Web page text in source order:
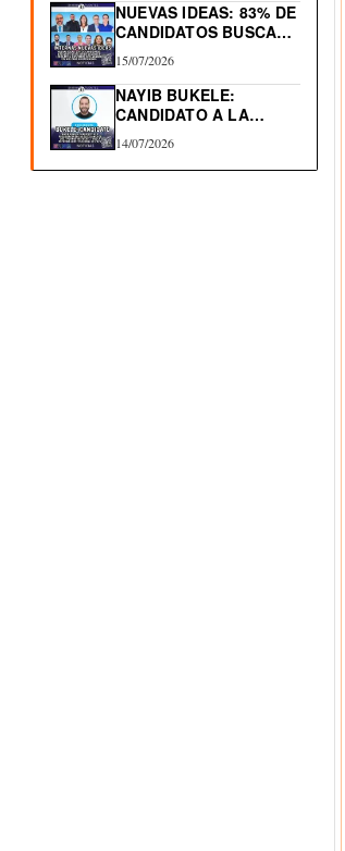
NUEVAS IDEAS: 83% DE
CANDIDATOS BUSCAN
RE-ELECCIÓN…
15/07/2026
NAYIB BUKELE:
CANDIDATO A LA
REELECCIÓN 2027
14/07/2026